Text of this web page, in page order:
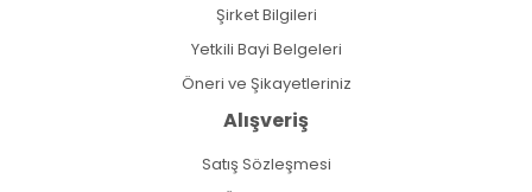
Şirket Bilgileri
Yetkili Bayi Belgeleri
Öneri ve Şikayetleriniz
Alışveriş
Satış Sözleşmesi